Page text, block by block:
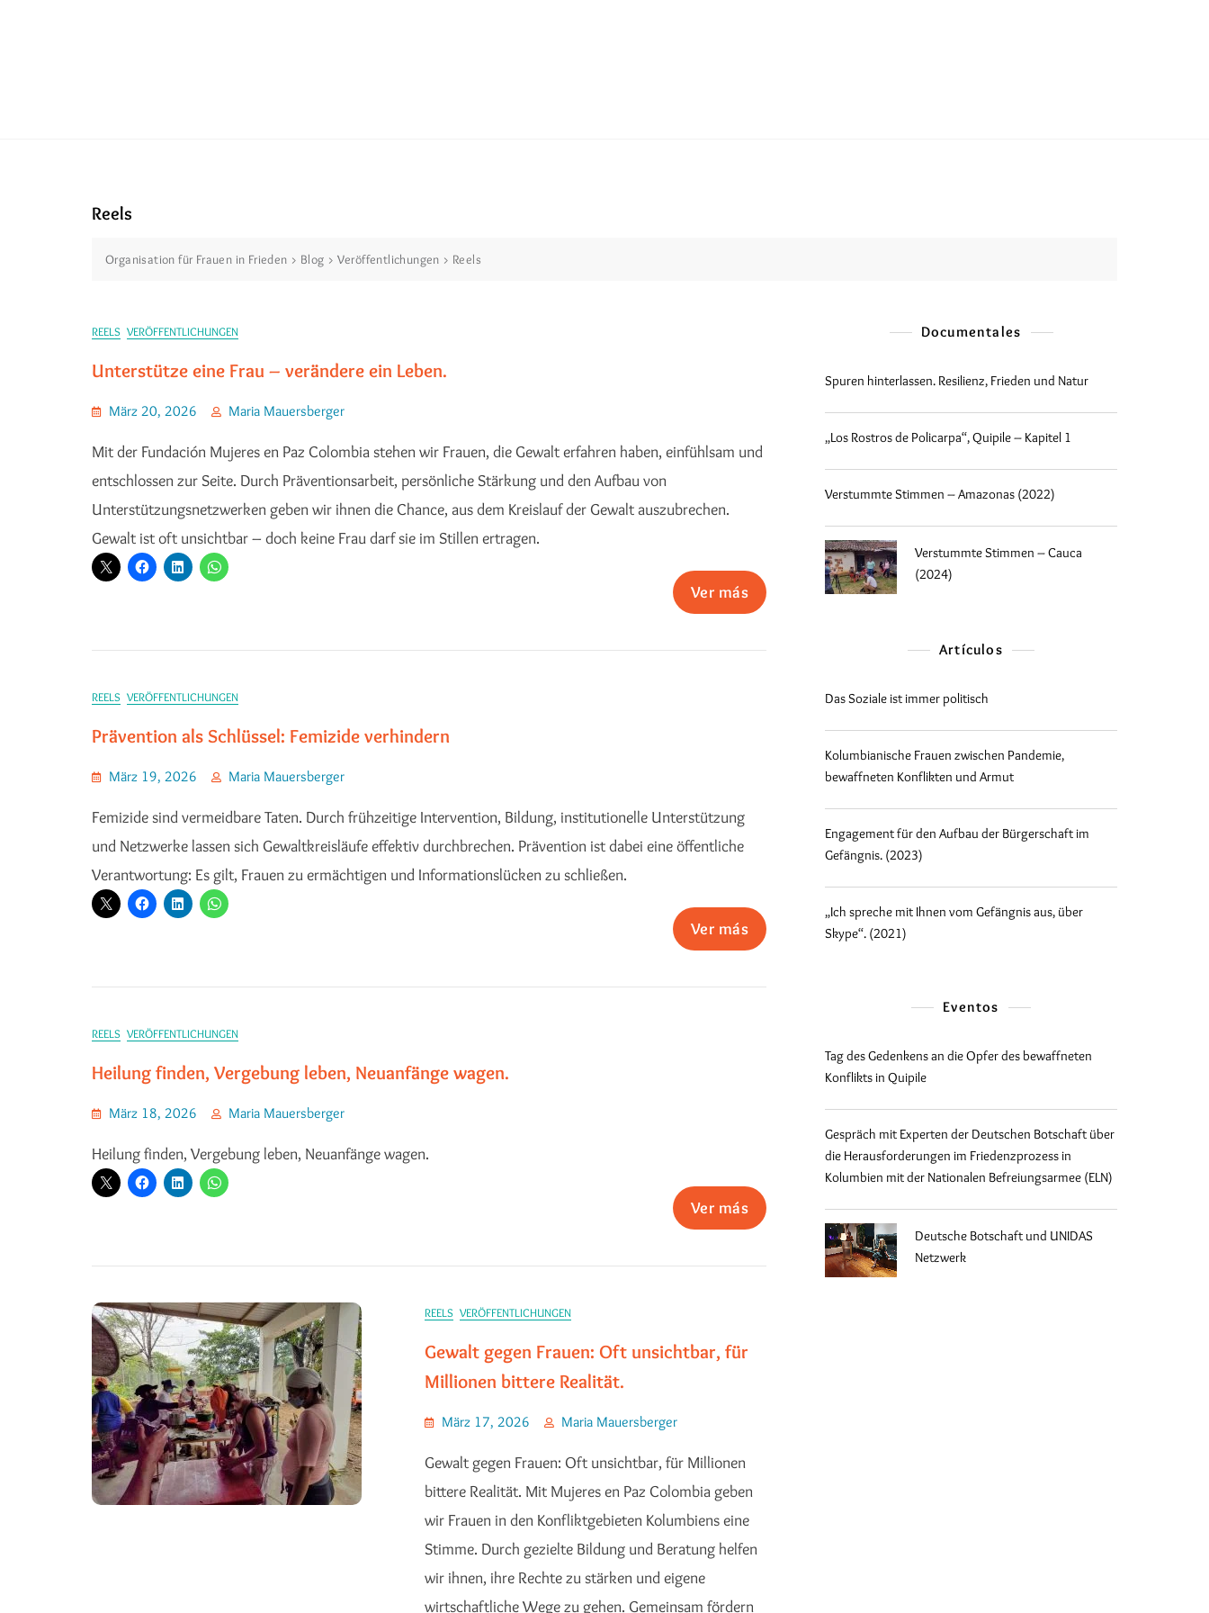
Reels
Organisation für Frauen in Frieden > Blog > Veröffentlichungen > Reels
REELS VERÖFFENTLICHUNGEN
Unterstütze eine Frau – verändere ein Leben.
März 20, 2026 Maria Mauersberger
Mit der Fundación Mujeres en Paz Colombia stehen wir Frauen, die Gewalt erfahren haben, einfühlsam und
entschlossen zur Seite. Durch Präventionsarbeit, persönliche Stärkung und den Aufbau von
Unterstützungsnetzwerken geben wir ihnen die Chance, aus dem Kreislauf der Gewalt auszubrechen.
Gewalt ist oft unsichtbar – doch keine Frau darf sie im Stillen ertragen.
Ver más
REELS VERÖFFENTLICHUNGEN
Prävention als Schlüssel: Femizide verhindern
März 19, 2026 Maria Mauersberger
Femizide sind vermeidbare Taten. Durch frühzeitige Intervention, Bildung, institutionelle Unterstützung
und Netzwerke lassen sich Gewaltkreisläufe effektiv durchbrechen. Prävention ist dabei eine öffentliche
Verantwortung: Es gilt, Frauen zu ermächtigen und Informationslücken zu schließen.
Ver más
REELS VERÖFFENTLICHUNGEN
Heilung finden, Vergebung leben, Neuanfänge wagen.
März 18, 2026 Maria Mauersberger
Heilung finden, Vergebung leben, Neuanfänge wagen.
Ver más
REELS VERÖFFENTLICHUNGEN
Gewalt gegen Frauen: Oft unsichtbar, für
Millionen bittere Realität.
März 17, 2026 Maria Mauersberger
Gewalt gegen Frauen: Oft unsichtbar, für Millionen
bittere Realität. Mit Mujeres en Paz Colombia geben
wir Frauen in den Konfliktgebieten Kolumbiens eine
Stimme. Durch gezielte Bildung und Beratung helfen
wir ihnen, ihre Rechte zu stärken und eigene
wirtschaftliche Wege zu gehen. Gemeinsam fördern
Documentales
Spuren hinterlassen. Resilienz, Frieden und Natur
„Los Rostros de Policarpa“, Quipile – Kapitel 1
Verstummte Stimmen – Amazonas (2022)
Verstummte Stimmen – Cauca
(2024)
Artículos
Das Soziale ist immer politisch
Kolumbianische Frauen zwischen Pandemie,
bewaffneten Konflikten und Armut
Engagement für den Aufbau der Bürgerschaft im
Gefängnis. (2023)
„Ich spreche mit Ihnen vom Gefängnis aus, über
Skype“. (2021)
Eventos
Tag des Gedenkens an die Opfer des bewaffneten
Konflikts in Quipile
Gespräch mit Experten der Deutschen Botschaft über
die Herausforderungen im Friedenzprozess in
Kolumbien mit der Nationalen Befreiungsarmee (ELN)
Deutsche Botschaft und UNIDAS
Netzwerk